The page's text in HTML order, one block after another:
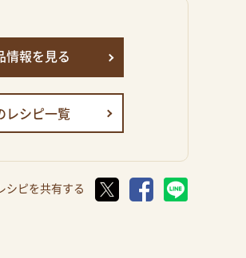
情報を見る
レシピ一覧
シピを共有する